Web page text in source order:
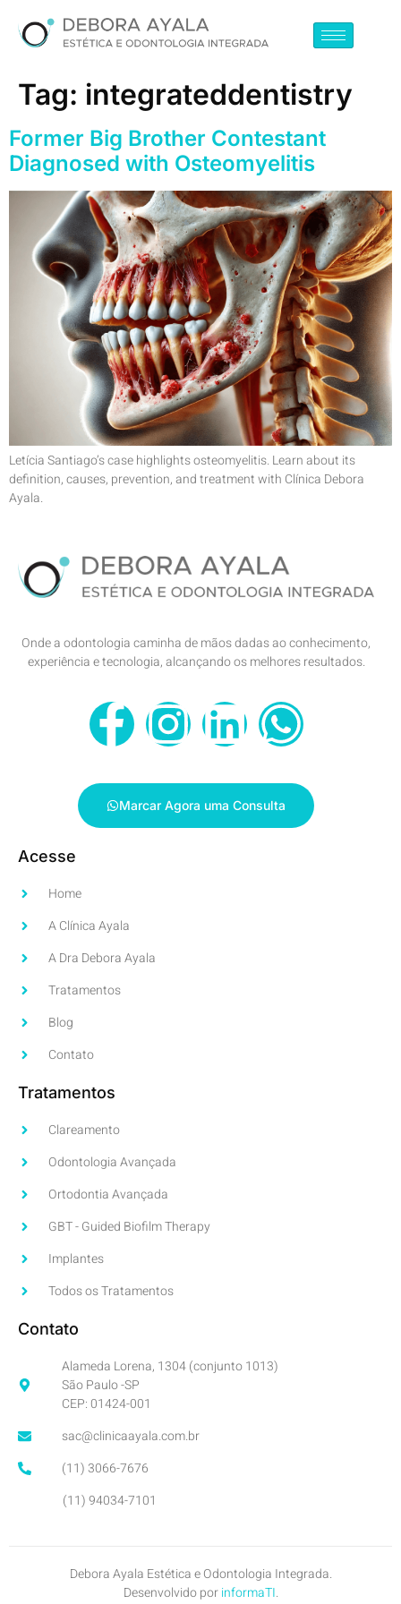
Tag: integrateddentistry
Former Big Brother Contestant
Diagnosed with Osteomyelitis
Letícia Santiago’s case highlights osteomyelitis. Learn about its
definition, causes, prevention, and treatment with Clínica Debora
Ayala.
Onde a odontologia caminha de mãos dadas ao conhecimento,
experiência e tecnologia, alcançando os melhores resultados.
Marcar Agora uma Consulta
Acesse
Home
A Clínica Ayala
A Dra Debora Ayala
Tratamentos
Blog
Contato
Tratamentos
Clareamento
Odontologia Avançada
Ortodontia Avançada
GBT - Guided Biofilm Therapy
Implantes
Todos os Tratamentos
Contato
Alameda Lorena, 1304 (conjunto 1013)
São Paulo -SP
CEP: 01424-001
sac@clinicaayala.com.br
(11) 3066-7676
(11) 94034-7101
Debora Ayala Estética e Odontologia Integrada.
Desenvolvido porinformaTI.